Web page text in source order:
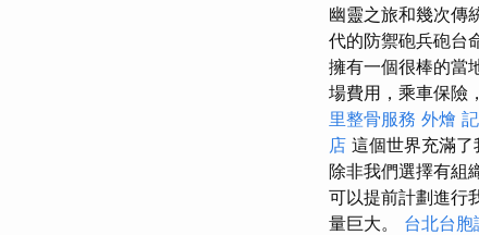
幽靈之旅和幾次傳
代的防禦砲兵砲台
擁有一個很棒的當
場費用，乘車保險
里整骨服務 外燴
店 這個世界充滿
除非我們選擇有組
可以提前計劃進行
量巨大。 台北台